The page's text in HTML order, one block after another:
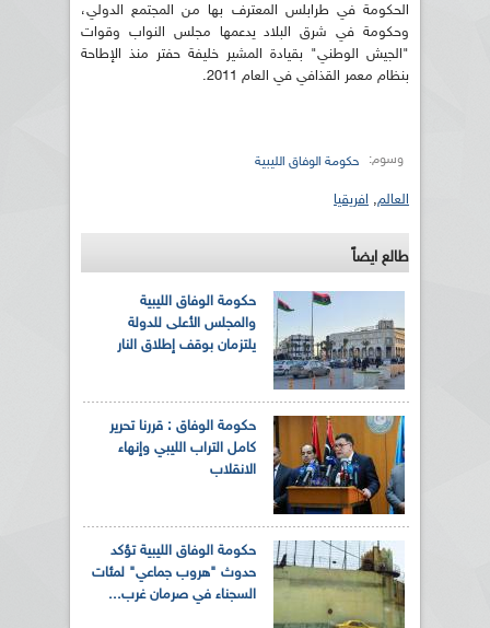
الحكومة في طرابلس المعترف بها من المجتمع الدولي،
وحكومة في شرق البلاد يدعمها مجلس النواب وقوات
"الجيش الوطني" بقيادة المشير خليفة حفتر منذ الإطاحة
بنظام معمر القذافي في العام 2011.
وسوم: حكومة الوفاق الليبية
العالم, افريقيا
طالع ايضاً
حكومة الوفاق الليبية
والمجلس الأعلى للدولة
يلتزمان بوقف إطلاق النار
حكومة الوفاق : قررنا تحرير
كامل التراب الليبي وإنهاء
الانقلاب
حكومة الوفاق الليبية تؤكد
حدوث "هروب جماعي" لمئات
السجناء في صرمان غرب...